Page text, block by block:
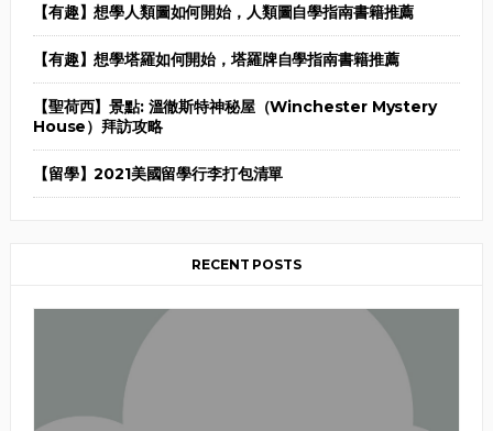
【有趣】想學人類圖如何開始，人類圖自學指南書籍推薦
【有趣】想學塔羅如何開始，塔羅牌自學指南書籍推薦
【聖荷西】景點: 溫徹斯特神秘屋（Winchester Mystery
House）拜訪攻略
【留學】2021美國留學行李打包清單
RECENT POSTS